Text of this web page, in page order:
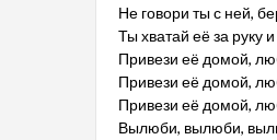
Не говори ты с ней,
Ты хватай её за руку и
Привези её домой,
Привези её домой,
Привези её домой,
Вылюби, вылюби,